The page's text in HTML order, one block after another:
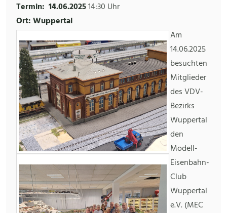
Termin: 14.06.202514:30 Uhr
Ort: Wuppertal
Am
14.06.2025
besuchten
Mitglieder
des VDV-
Bezirks
Wuppertal
den
Modell-
Eisenbahn-
Club
Wuppertal
e.V. (MEC